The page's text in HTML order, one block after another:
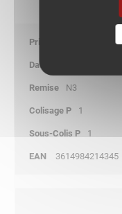
N3
1
1
3614984214345